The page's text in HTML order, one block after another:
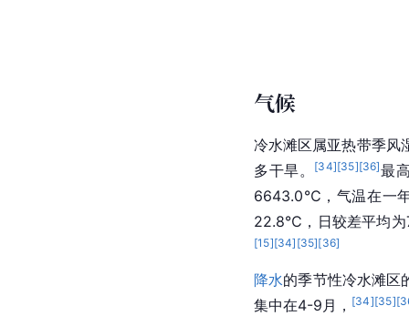
气候
冷水滩区属亚热带季风
多干旱。
[34][35][36]最
6643.0℃，气温在一
22.8℃，日较差平均
[15][34] [35][36]
降水的季节性冷水滩区
集中在4-9月， [34][35][